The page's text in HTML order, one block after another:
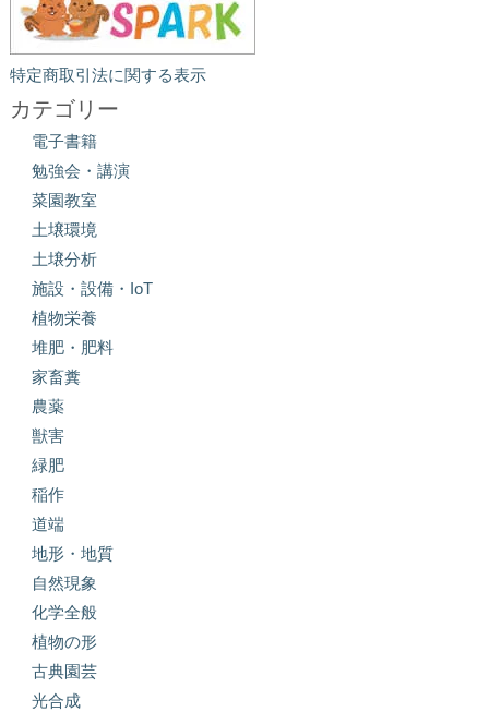
特定商取引法に関する表示
カテゴリー
電子書籍
勉強会・講演
菜園教室
土壌環境
土壌分析
施設・設備・IoT
植物栄養
堆肥・肥料
家畜糞
農薬
獣害
緑肥
稲作
道端
地形・地質
自然現象
化学全般
植物の形
古典園芸
光合成